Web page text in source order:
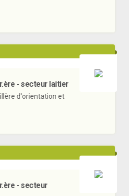
- secteur laitier
d'orientation et
- secteur